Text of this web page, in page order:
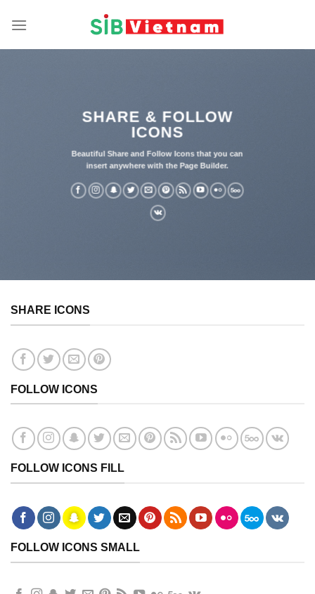
SHARE & FOLLOW
ICONS
Beautiful Share and Follow Icons that you can
insert anywhere with the Page Builder.
SHARE ICONS
FOLLOW ICONS
FOLLOW ICONS FILL
FOLLOW ICONS SMALL